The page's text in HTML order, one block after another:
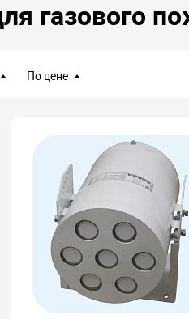
газового
По цене